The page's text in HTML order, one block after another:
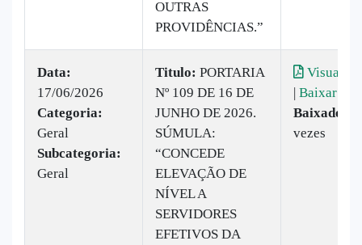
OUTRAS
PROVIDÊNCIAS.”
Data:
17/06/2026
Categoria:
Geral
Subcategoria:
Geral
Titulo: PORTARIA
Nº 109 DE 16 DE
JUNHO DE 2026.
SÚMULA:
“CONCEDE
ELEVAÇÃO DE
NÍVEL A
SERVIDORES
EFETIVOS DA
| Baixar
Baixado:
vezes